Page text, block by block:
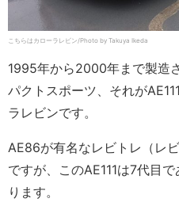
こちらはカローラレビン/Photo by Takuya Ikeda
1995年から2000年まで製造
パクトスポーツ、それが
ラレビンです。
AE86が有名なレビトレ（レ
ですが、このAE111は7代目
ります。